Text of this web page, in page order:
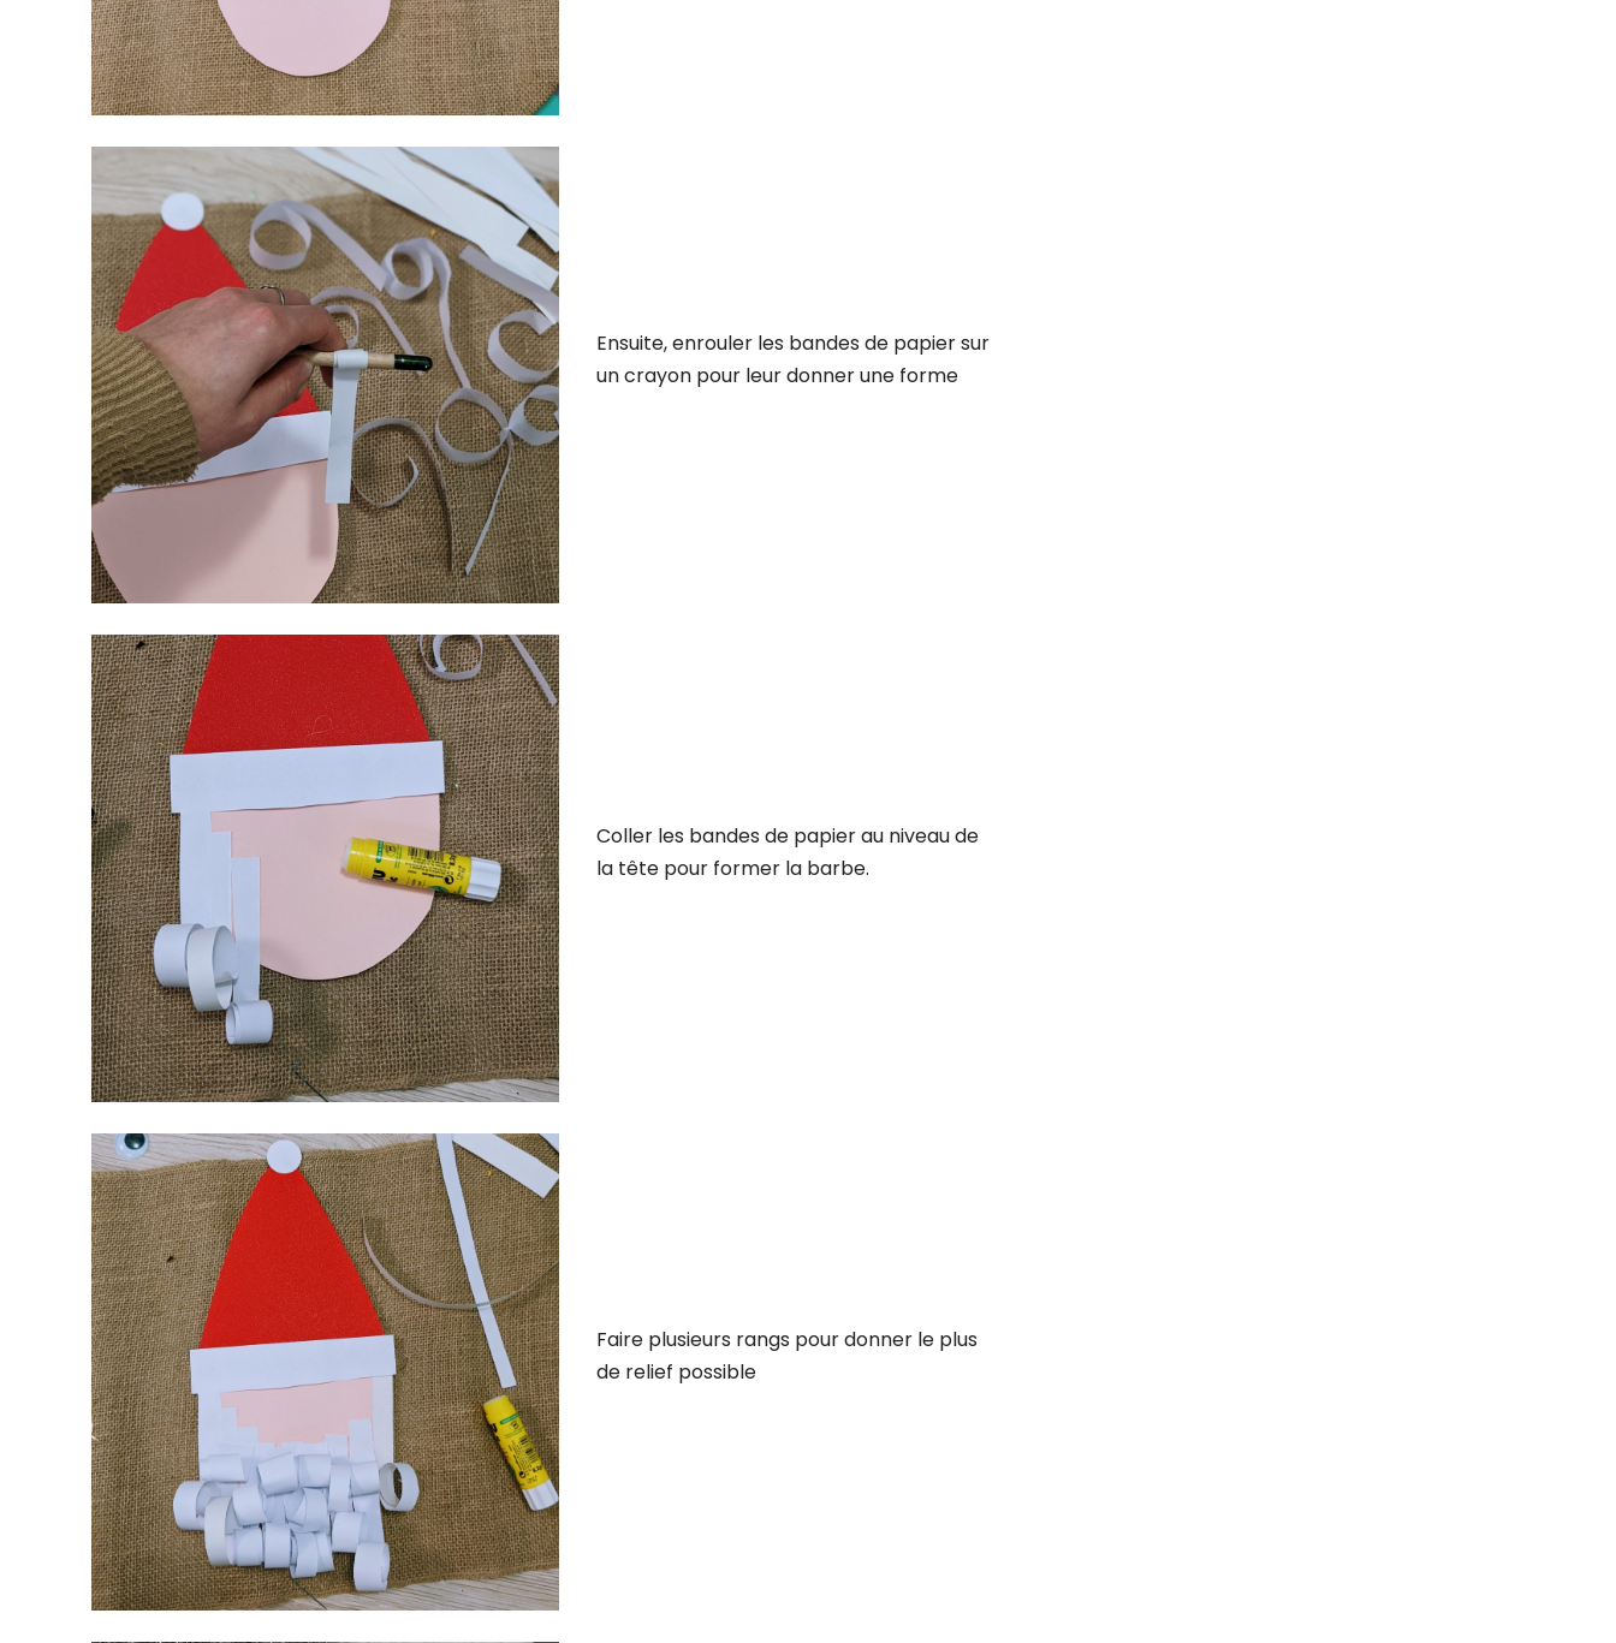
Ensuite, enrouler les bandes de papier sur
un crayon pour leur donner une forme
Coller les bandes de papier au niveau de
la tête pour former la barbe.
Faire plusieurs rangs pour donner le plus
de relief possible